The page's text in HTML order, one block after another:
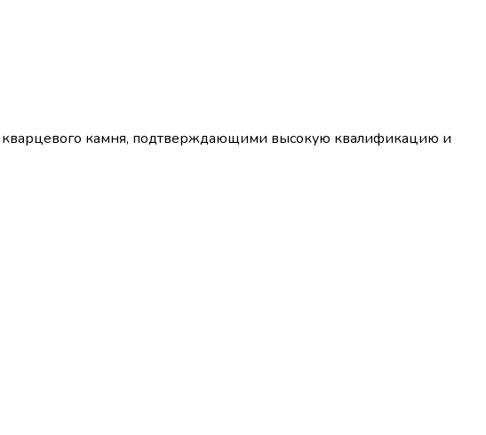
кварцевого камня, подтверждающими высокую квалификацию и